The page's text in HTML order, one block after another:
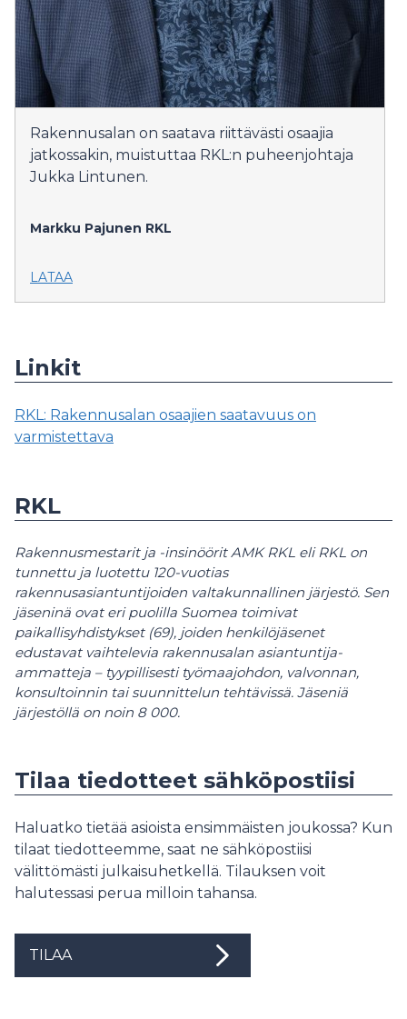
Rakennusalan on saatava riittävästi osaajia
jatkossakin, muistuttaa RKL:n puheenjohtaja
Jukka Lintunen.
Markku Pajunen RKL
LATAA
Linkit
RKL: Rakennusalan osaajien saatavuus on
varmistettava
RKL
Rakennusmestarit ja -insinöörit AMK RKL eli RKL on
tunnettu ja luotettu 120-vuotias
rakennusasiantuntijoiden valtakunnallinen järjestö. Sen
jäseninä ovat eri puolilla Suomea toimivat
paikallisyhdistykset (69), joiden henkilöjäsenet
edustavat vaihtelevia rakennusalan asiantuntija-
ammatteja – tyypillisesti työmaajohdon, valvonnan,
konsultoinnin tai suunnittelun tehtävissä. Jäseniä
järjestöllä on noin 8 000.
Tilaa tiedotteet sähköpostiisi
Haluatko tietää asioista ensimmäisten joukossa? Kun
tilaat tiedotteemme, saat ne sähköpostiisi
välittömästi julkaisuhetkellä. Tilauksen voit
halutessasi perua milloin tahansa.
TILAA